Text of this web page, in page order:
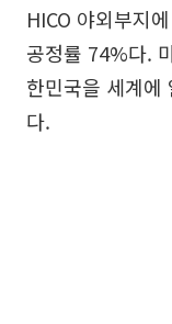
HICO 야외부지
공정률 74%다.
한민국을 세계에
다.